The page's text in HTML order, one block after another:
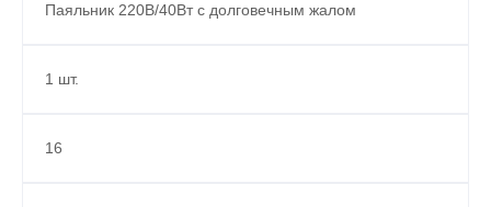
Паяльник 220В/40Вт c долговечным жалом
1 шт.
16